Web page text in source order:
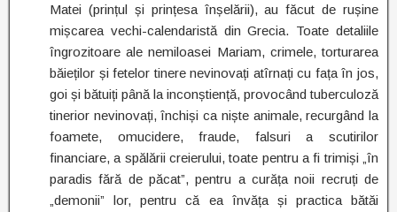
Matei (prințul și prințesa înșelării), au făcut de rușine
mișcarea vechi-calendaristă din Grecia. Toate detaliile
îngrozitoare ale nemiloasei Mariam, crimele, torturarea
băieților și fetelor tinere nevinovați atîrnați cu fața în jos,
goi și bătuiți până la inconștiență, provocând tuberculoză
tinerior nevinovați, închiși ca niște animale, recurgând la
foamete, omucidere, fraude, falsuri a scutirilor
financiare, a spălării creierului, toate pentru a fi trimiși „în
paradis fără de păcat”, pentru a curăța noii recruți de
„demonii” lor, pentru că ea învăța și practica bătăi